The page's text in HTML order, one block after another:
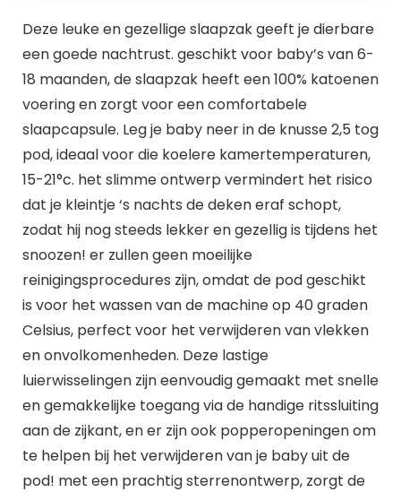
Deze leuke en gezellige slaapzak geeft je dierbare
een goede nachtrust. geschikt voor baby’s van 6-
18 maanden, de slaapzak heeft een 100% katoenen
voering en zorgt voor een comfortabele
slaapcapsule. Leg je baby neer in de knusse 2,5 tog
pod, ideaal voor die koelere kamertemperaturen,
15-21°c. het slimme ontwerp vermindert het risico
dat je kleintje ‘s nachts de deken eraf schopt,
zodat hij nog steeds lekker en gezellig is tijdens het
snoozen! er zullen geen moeilijke
reinigingsprocedures zijn, omdat de pod geschikt
is voor het wassen van de machine op 40 graden
Celsius, perfect voor het verwijderen van vlekken
en onvolkomenheden. Deze lastige
luierwisselingen zijn eenvoudig gemaakt met snelle
en gemakkelijke toegang via de handige ritssluiting
aan de zijkant, en er zijn ook popperopeningen om
te helpen bij het verwijderen van je baby uit de
pod! met een prachtig sterrenontwerp, zorgt de